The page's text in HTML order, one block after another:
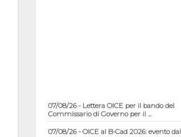
Commissario di Governo per il ...
07/08/26 - OICE al B-Cad 2026: evento dal
titolo "Le Esperienze di succ...